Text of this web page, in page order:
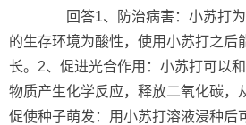
回答1、防治病害：小苏打为
的生存环境为酸性，使用小苏打之后
长。2、促进光合作用：小苏打可以
物质产生化学反应，释放二氧化碳，
促使种子萌发：用小苏打溶液浸种后